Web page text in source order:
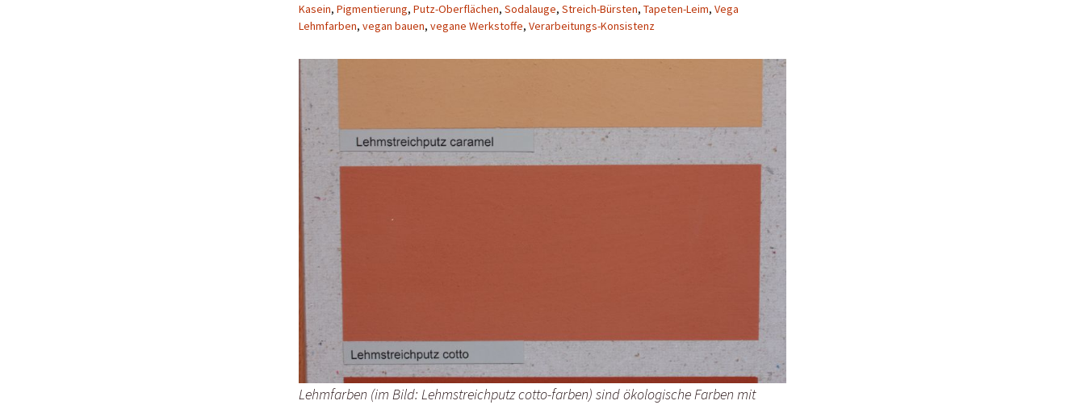
Kasein, Pigmentierung, Putz-Oberflächen, Sodalauge, Streich-Bürsten, Tapeten-Leim, Vega
Lehmfarben, vegan bauen, vegane Werkstoffe, Verarbeitungs-Konsistenz
Lehmfarben (im Bild: Lehmstreichputz cotto-farben) sind ökologische Farben mit